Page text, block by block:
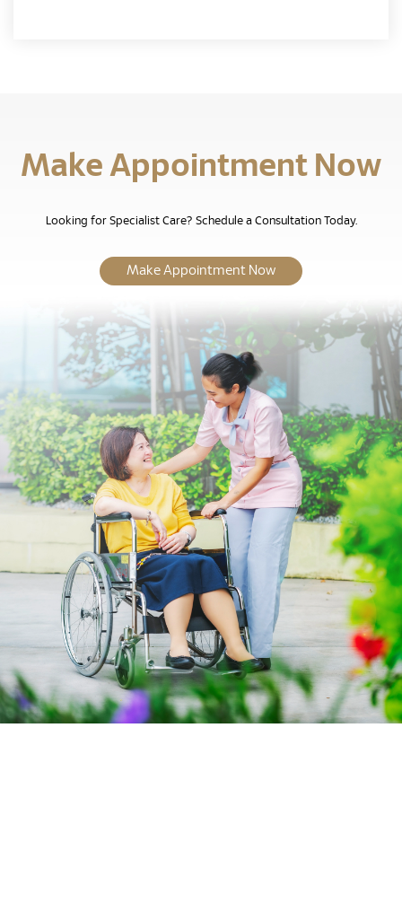
Make Appointment Now
Looking for Specialist Care? Schedule a Consultation Today.
Make Appointment Now